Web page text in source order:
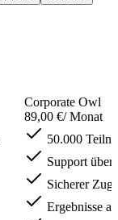
Corporate Owl
89,00 €/ Monat
50.000
Support
Sicherer
Ergebnisse